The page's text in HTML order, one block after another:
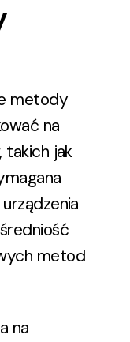
metody
na
jak
metod
na